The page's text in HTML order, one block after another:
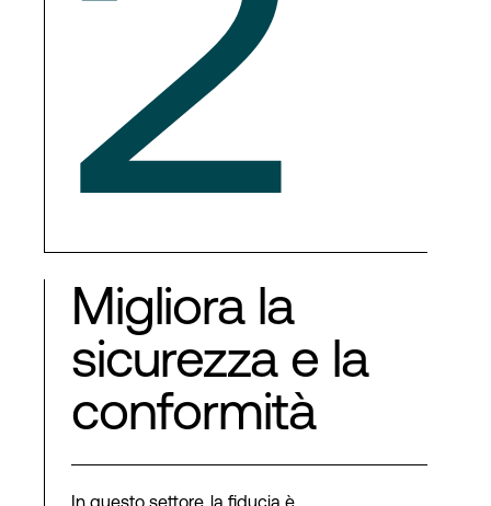
Migliora la
sicurezza e la
conformità
In questo settore, la fiducia è